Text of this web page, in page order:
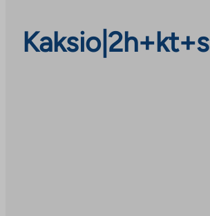
Kaksio| 2h+kt+s